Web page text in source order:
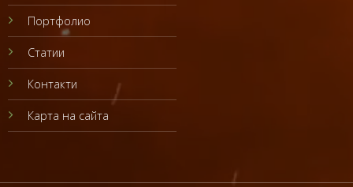
Портфолио
Статии
Контакти
Карта на сайта